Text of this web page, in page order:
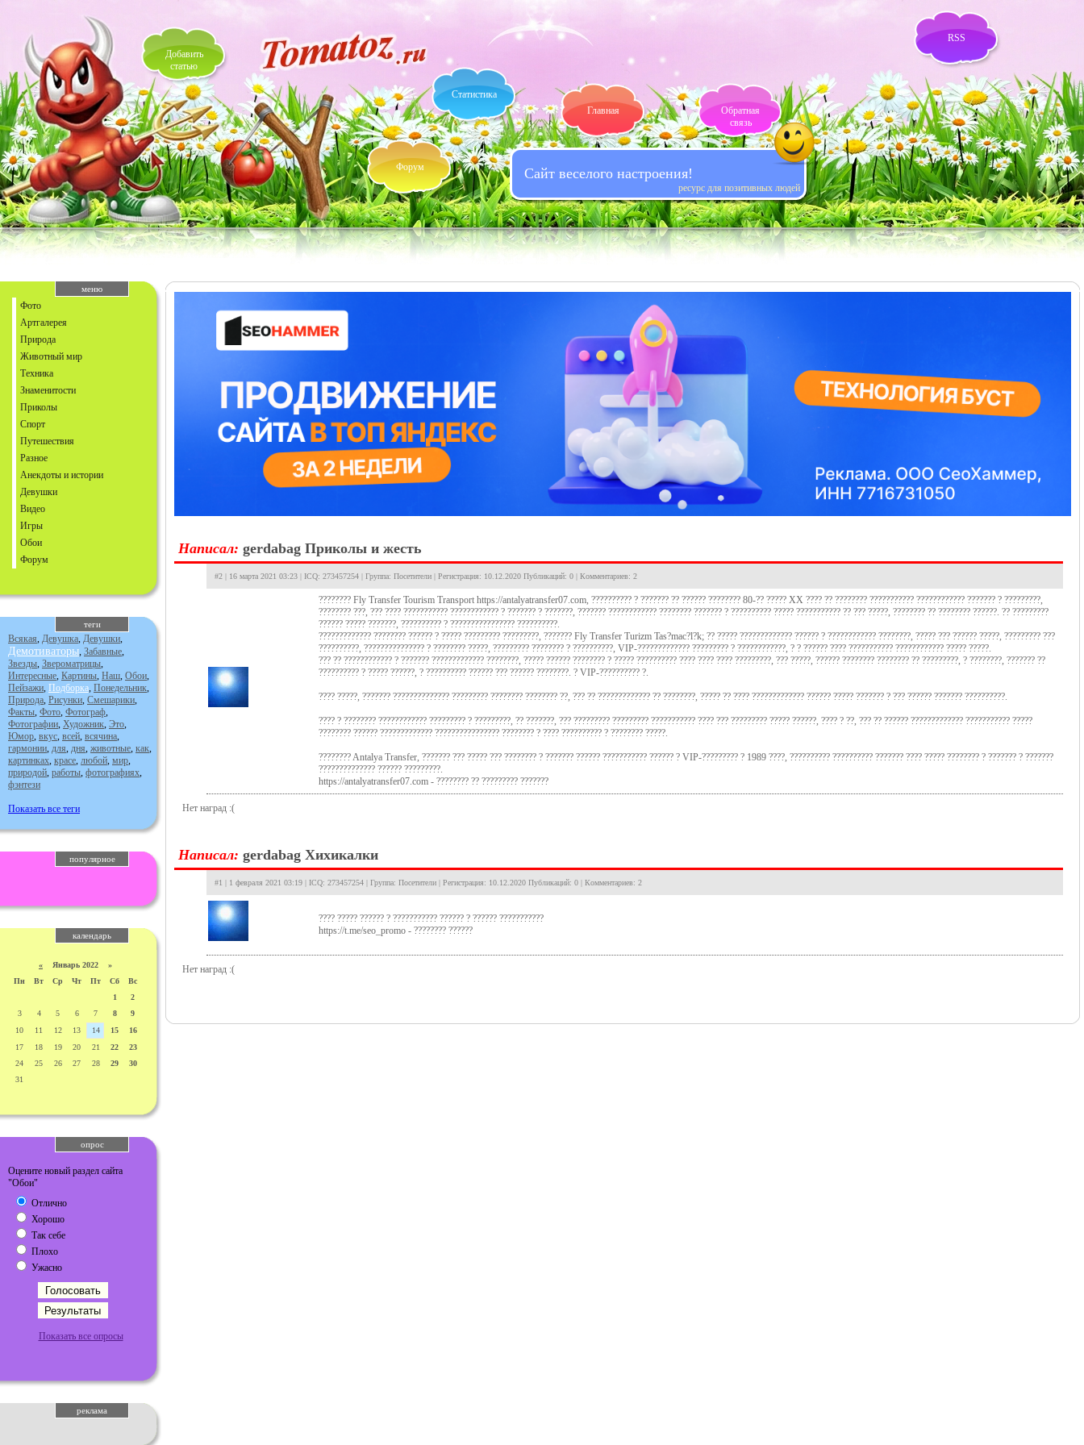
Сайт веселого настроения!
ресурс для позитивных людей
Добавить
статью
Главная
Форум
Статистика
RSS
Обратная
связь
меню
Фото
Артгалерея
Природа
Животный мир
Техника
Знаменитости
Приколы
Спорт
Путешествия
Разное
Анекдоты и истории
Девушки
Видео
Игры
Обои
Форум
теги
Всякая, Девушка, Девушки,
Демотиваторы, Забавные,
Звезды, Звероматрицы,
Интересные, Картины, Наш, Обои,
Пейзажи, Подборка, Понедельник,
Природа, Рисунки, Смешарики,
Факты, Фото, Фотограф,
Фотографии, Художник, Это,
Юмор, вкус, всей, всячина,
гармонии, для, дня, животные, как,
картинках, красе, любой, мир,
природой, работы, фотографиях,
фэнтези
Показать все теги
популярное
календарь
« Январь 2022 »
Пн
Вт Ср Чт Пт Сб
Вс
1
2
3
4 5 6 7 8
9
10
11 12 13 14 15
16
17
18 19 20 21 22
23
24
25 26 27 28 29
30
31
опрос
Оцените новый раздел сайта
"Обои"
Отлично
Хорошо
Так себе
Плохо
Ужасно
Показать все опросы
реклама
Hаписал: gerdabag Приколы и жесть
#2 | 16 марта 2021 03:23 | ICQ: 273457254 | Группа: Посетители | Регистрация: 10.12.2020 Публикаций: 0 | Комментариев: 2
???????? Fly Transfer Tourism Transport https://antalyatransfer07.com, ?????????? ? ??????? ?? ?????? ???????? 80-?? ????? XX ???? ?? ???????? ??????????? ???????????? ??????? ? ?????????,
???????? ???, ??? ???? ??????????? ???????????? ? ??????? ? ???????, ??????? ???????????? ???????? ??????? ? ?????????? ????? ??????????? ?? ??? ?????, ???????? ?? ???????? ??????. ?? ?????????
?????? ????? ???????, ?????????? ? ???????????????? ??????????.
????????????? ???????? ?????? ? ????? ????????? ?????????, ??????? Fly Transfer Turizm Tas?mac?l?k; ?? ????? ????????????? ?????? ? ???????????? ????????, ????? ??? ?????? ?????, ????????? ???
??????????, ??????????????? ? ???????? ?????, ????????? ???????? ? ??????????, VIP-????????????? ????????? ? ????????????, ? ? ?????? ???? ??????????? ???????????? ????? ?????.
??? ?? ???????????? ? ??????? ????????????? ????????, ????? ?????? ???????? ? ????? ?????????? ???? ???? ???? ?????????, ??? ?????, ?????? ???????? ???????? ?? ?????????, ? ????????, ??????? ??
?????????? ? ????? ??????, ? ?????????? ?????? ??? ?????? ????????. ? VIP-?????????? ?.
???? ?????, ??????? ?????????????? ????????? ???????? ???????? ??, ??? ?? ????????????? ?? ????????, ????? ?? ???? ????????????? ?????? ????? ??????? ? ??? ?????? ??????? ??????????.
???? ? ???????? ???????????? ????????? ? ?????????, ?? ???????, ??? ????????? ????????? ??????????? ???? ??? ????????? ????? ??????, ???? ? ??, ??? ?? ?????? ????????????? ??????????? ?????
???????? ?????? ????????????? ???????????????? ???????? ? ???? ?????????? ? ???????? ?????.
???????? Antalya Transfer, ??????? ??? ????? ??? ???????? ? ??????? ?????? ??????????? ?????? ? VIP-????????? ? 1989 ????, ?????????? ?????????? ??????? ???? ????? ???????? ? ??????? ? ???????
?????????????? ?????? ?????????.
https://antalyatransfer07.com - ???????? ?? ????????? ???????
Нет наград :(
Hаписал: gerdabag Хихикалки
#1 | 1 февраля 2021 03:19 | ICQ: 273457254 | Группа: Посетители | Регистрация: 10.12.2020 Публикаций: 0 | Комментариев: 2
???? ????? ?????? ? ??????????? ?????? ? ?????? ???????????
https://t.me/seo_promo - ???????? ??????
Нет наград :(